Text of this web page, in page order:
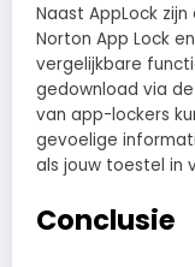
Naast AppLock
Norton App Lock
vergelijkbare
gedownload via
van app-lockers
gevoelige
als jouw toestel in
Conclusie